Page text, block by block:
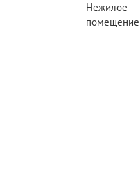
Нежилое
помещение